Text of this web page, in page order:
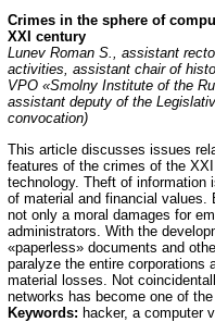
Crimes in the sphere of
XXI century
Lunev Roman S., assistant
activities, assistant chair of
VPO «Smolny Institute of the
assistant deputy of the
convocation)
This article discusses issues
features of the crimes of the
technology. Theft of
of material and financial values.
not only a moral damages for
administrators. With the
«paperless» documents and
paralyze the entire corporations
material losses. Not
networks has become one of
Keywords: hacker, a computer